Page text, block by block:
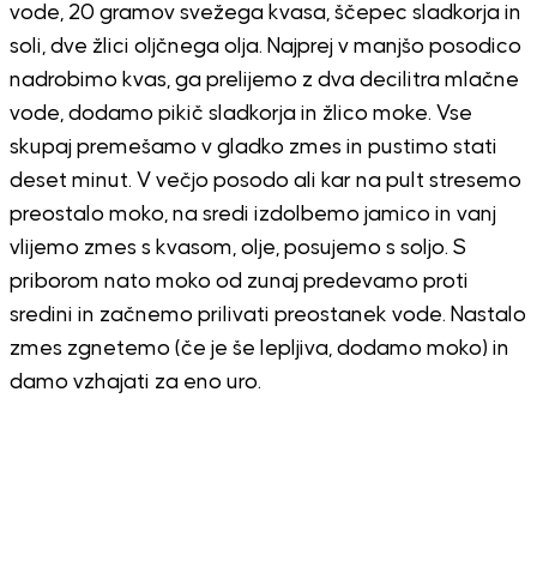
vode, 20 gramov svežega kvasa, ščepec sladkorja in
soli, dve žlici oljčnega olja. Najprej v manjšo posodico
nadrobimo kvas, ga prelijemo z dva decilitra mlačne
vode, dodamo pikič sladkorja in žlico moke. Vse
skupaj premešamo v gladko zmes in pustimo stati
deset minut. V večjo posodo ali kar na pult stresemo
preostalo moko, na sredi izdolbemo jamico in vanj
vlijemo zmes s kvasom, olje, posujemo s soljo. S
priborom nato moko od zunaj predevamo proti
sredini in začnemo prilivati preostanek vode. Nastalo
zmes zgnetemo (če je še lepljiva, dodamo moko) in
damo vzhajati za eno uro.